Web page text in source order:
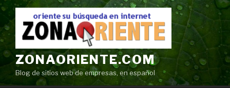
Ir
contenido
ZONAORIENTE.COM
Blog de sitios web de empresas, en español